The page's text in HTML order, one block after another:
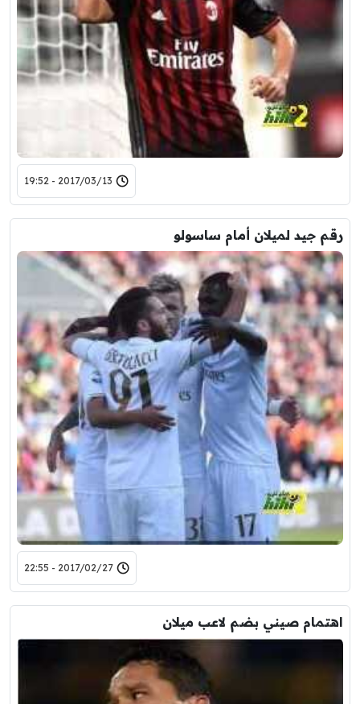
2017/03/13 - 19:52
رقم جيد لميلان أمام ساسولو
2017/02/27 - 22:55
اهتمام صيني بضم لاعب ميلان